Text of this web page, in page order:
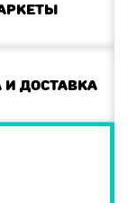
и доставка